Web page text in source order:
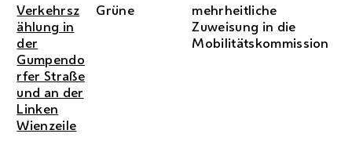
Verkehrsz
ählung in
der
Gumpendo
rfer Straße
und an der
Linken
Wienzeile
Grüne
mehrheitliche
Zuweisung in die
Mobilitätskommission